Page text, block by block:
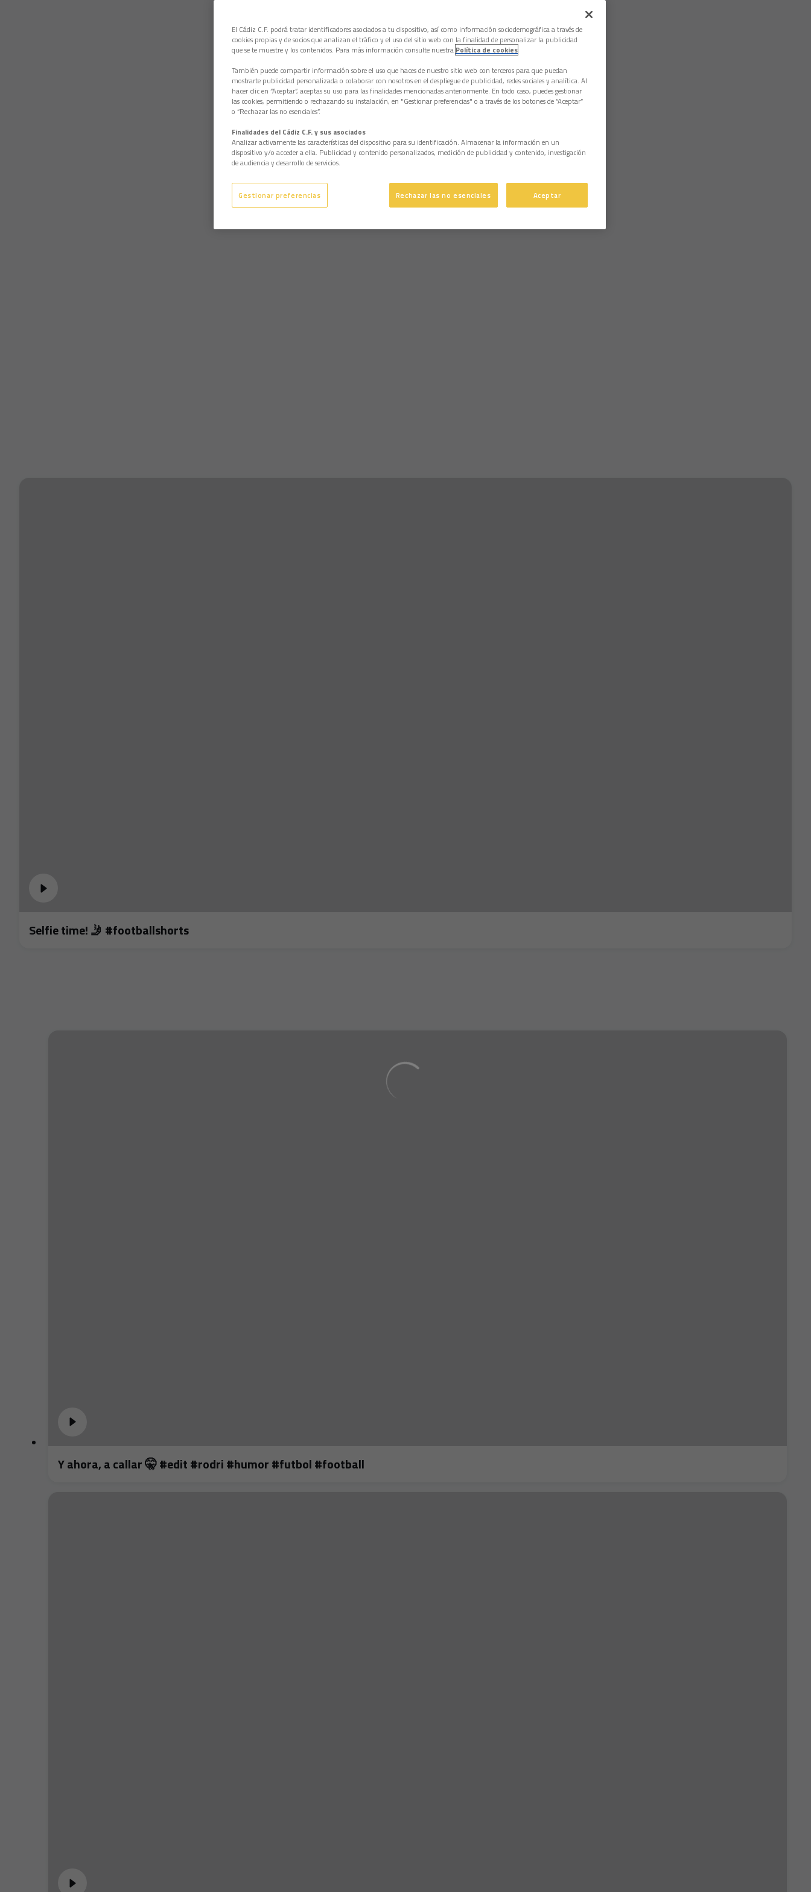
Selfie time! 🤳 #footballshorts
Y ahora, a callar 🤫 #edit #rodri #humor #futbol #football
El Cádiz C.F. podrá tratar identificadores asociados a tu dispositivo, así como información sociodemográfica a través de
cookies propias y de socios que analizan el tráfico y el uso del sitio web con la finalidad de personalizar la publicidad
que se te muestre y los contenidos. Para más información consulte nuestra Política de cookies
También puede compartir información sobre el uso que haces de nuestro sitio web con terceros para que puedan
mostrarte publicidad personalizada o colaborar con nosotros en el despliegue de publicidad, redes sociales y analítica. Al
hacer clic en “Aceptar”, aceptas su uso para las finalidades mencionadas anteriormente. En todo caso, puedes gestionar
las cookies, permitiendo o rechazando su instalación, en "Gestionar preferencias" o a través de los botones de “Aceptar”
o “Rechazar las no esenciales”.
Finalidades del Cádiz C.F. y sus asociados
Analizar activamente las características del dispositivo para su identificación. Almacenar la información en un
dispositivo y/o acceder a ella. Publicidad y contenido personalizados, medición de publicidad y contenido, investigación
de audiencia y desarrollo de servicios.
Gestionar preferencias Rechazar las no esenciales Aceptar